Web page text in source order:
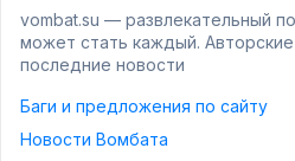
vombat.su — развлекательный
может стать каждый.
последние новости
Баги и предложения по сайту
Новости Вомбата